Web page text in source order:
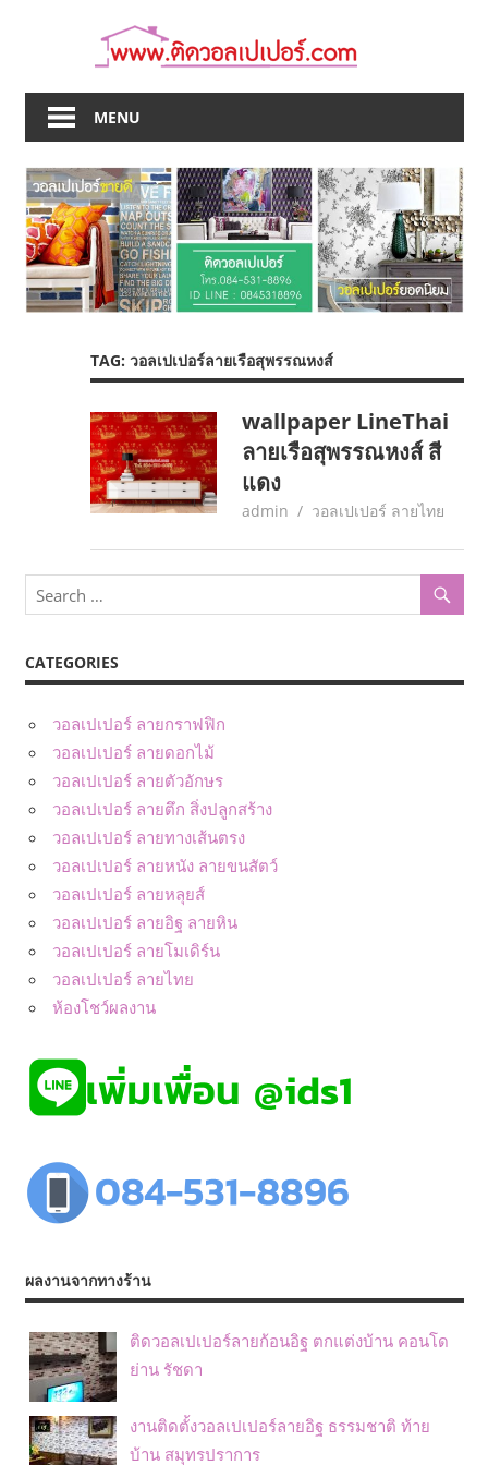
MENU
TAG: วอลเปเปอร์ลายเรือสุพรรณหงส์
wallpaper LineThai
ลายเรือสุพรรณหงส์ สี
แดง
May 18, 2017
admin วอลเปเปอร์ ลายไทย
CATEGORIES
วอลเปเปอร์ ลายกราฟฟิก
วอลเปเปอร์ ลายดอกไม้
วอลเปเปอร์ ลายตัวอักษร
วอลเปเปอร์ ลายตึก สิ่งปลูกสร้าง
วอลเปเปอร์ ลายทางเส้นตรง
วอลเปเปอร์ ลายหนัง ลายขนสัตว์
วอลเปเปอร์ ลายหลุยส์
วอลเปเปอร์ ลายอิฐ ลายหิน
วอลเปเปอร์ ลายโมเดิร์น
วอลเปเปอร์ ลายไทย
ห้องโชว์ผลงาน
ผลงานจากทางร้าน
ติดวอลเปเปอร์ลายก้อนอิฐ ตกแต่งบ้าน คอนโด
ย่าน รัชดา
งานติดตั้งวอลเปเปอร์ลายอิฐ ธรรมชาติ ท้าย
บ้าน สมุทรปราการ